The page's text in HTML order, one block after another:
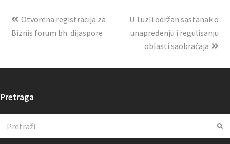
Otvorena registracija za
Biznis forum bh. dijaspore
U Tuzli održan sastanak o
unapređenju i regulisanju
oblasti saobraćaja
Pretraga